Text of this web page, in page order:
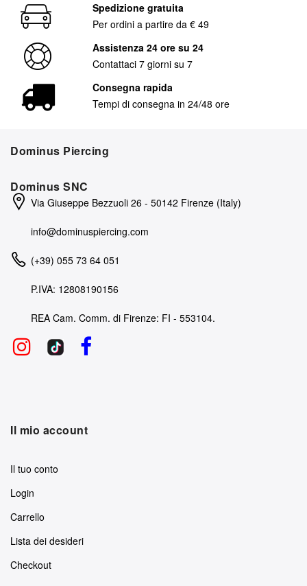
Spedizione gratuita
Per ordini a partire da € 49
Assistenza 24 ore su 24
Contattaci 7 giorni su 7
Consegna rapida
Tempi di consegna in 24/48 ore
Dominus Piercing
Dominus SNC
Via Giuseppe Bezzuoli 26 - 50142 Firenze (Italy)
info@dominuspiercing.com
(+39) 055 73 64 051
P.IVA: 12808190156
REA Cam. Comm. di Firenze: FI - 553104.
Il mio account
Il tuo conto
Login
Carrello
Lista dei desideri
Checkout